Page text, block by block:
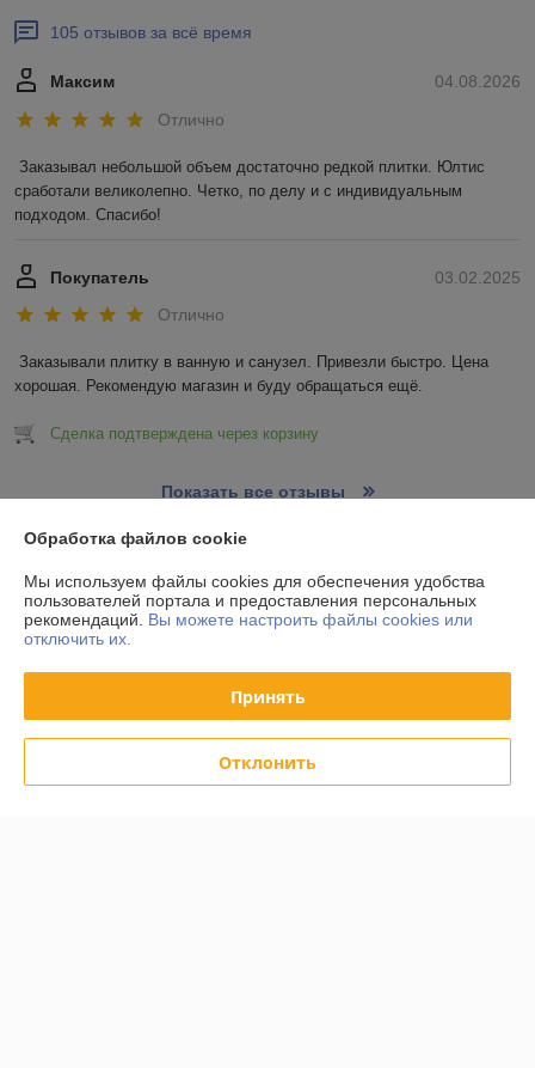
105 отзывов за всё время
04.08.2026
Максим
Отлично
Заказывал небольшой объем достаточно редкой плитки. Юлтис
сработали великолепно. Четко, по делу и с индивидуальным
подходом. Спасибо!
03.02.2025
Покупатель
Отлично
Заказывали плитку в ванную и санузел. Привезли быстро. Цена
хорошая. Рекомендую магазин и буду обращаться ещё.
Сделка подтверждена через корзину
Показать все отзывы
О нас
Контакты
График работы
Обработка файлов cookie
Мы используем файлы cookies для обеспечения удобства
пользователей портала и предоставления персональных
рекомендаций. Вы можете настроить файлы cookies или
отключить их.
Принять
Отклонить